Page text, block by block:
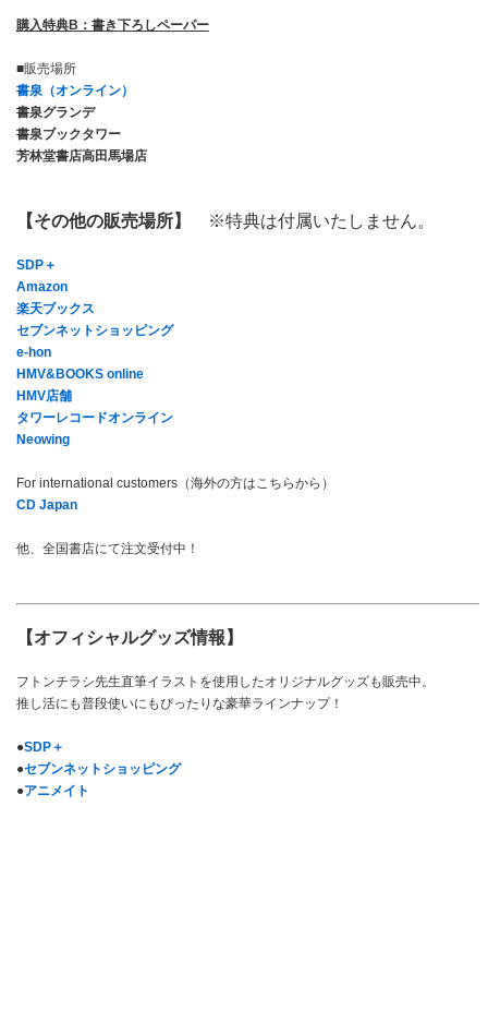
購入特典B：書き下ろしペーパー
■販売場所
書泉（オンライン）
書泉グランデ
書泉ブックタワー
芳林堂書店高田馬場店
【その他の販売場所】 ※特典は付属いたしません。
SDP＋
Amazon
楽天ブックス
セブンネットショッピング
e-hon
HMV&BOOKS online
HMV店舗
タワーレコードオンライン
Neowing
For international customers（海外の方はこちらから）
CD Japan
他、全国書店にて注文受付中！
【オフィシャルグッズ情報】
フトンチラシ先生直筆イラストを使用したオリジナルグッズも販売中。
推し活にも普段使いにもぴったりな豪華ラインナップ！
●SDP＋
●セブンネットショッピング
●アニメイト